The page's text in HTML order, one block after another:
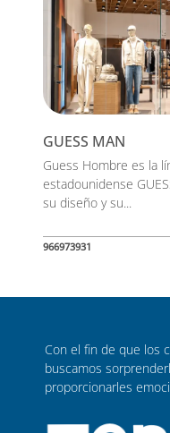
GUESS MAN
Guess Hombre es la
estadounidense
su diseño y su...
966973931
Con el fin de que los
buscamos
proporcionarles